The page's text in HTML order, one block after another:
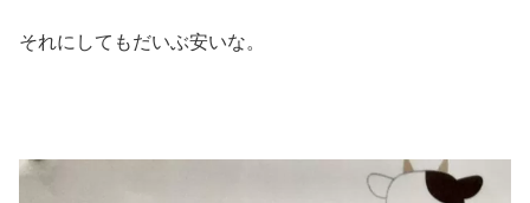
それにしてもだいぶ安いな。